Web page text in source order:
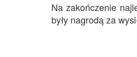
Na zakończenie
były nagrodą za